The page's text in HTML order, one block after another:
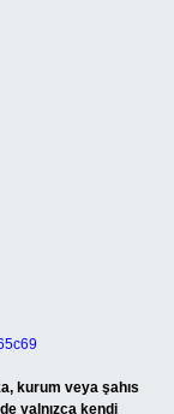
kurum veya şahıs
yalnızca kendi